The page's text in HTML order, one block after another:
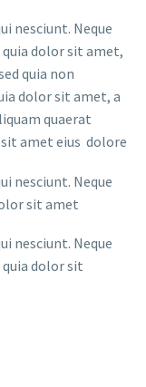
nesciunt. Neque
dolor sit amet,
quia non
dolor sit amet, a
quaerat
amet eius dolore
nesciunt. Neque
sit amet
nesciunt. Neque
dolor sit